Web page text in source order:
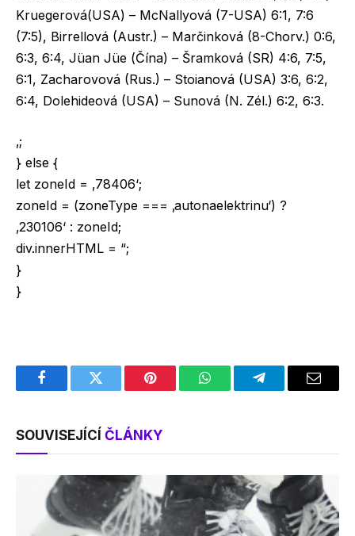
Kruegerová(USA) – McNallyová (7-USA) 6:1, 7:6
(7:5), Birrellová (Austr.) – Marčinková (8-Chorv.) 0:6,
6:3, 6:4, Jüan Jüe (Čína) – Šramková (SR) 4:6, 7:5,
6:1, Zacharovová (Rus.) – Stoianová (USA) 3:6, 6:2,
6:4, Dolehideová (USA) – Sunová (N. Zél.) 6:2, 6:3.
‚;
} else {
let zoneId = ‚78406‘;
zoneId = (zoneType === ‚autonaelektrinu‘) ?
‚230106‘ : zoneId;
div.innerHTML = “;
}
}
FacebookTwitter Pinterest WhatsAppTelegramEmail
SOUVISEJÍCÍ ČLÁNKY